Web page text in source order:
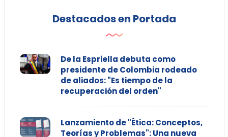
Destacados en Portada
De la Espriella debuta como
presidente de Colombia rodeado
de aliados: "Es tiempo de la
recuperación del orden"
Lanzamiento de "Ética: Conceptos,
Teorías y Problemas": Una nueva